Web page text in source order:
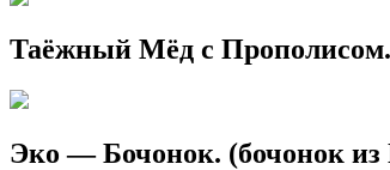
Таёжный Мёд с Прополисом.
Эко — Бочонок. (бочонок из